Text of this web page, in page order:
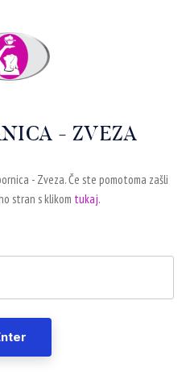
- ZVEZA
- Zveza. Če ste pomotoma zašli
stran s klikom tukaj.